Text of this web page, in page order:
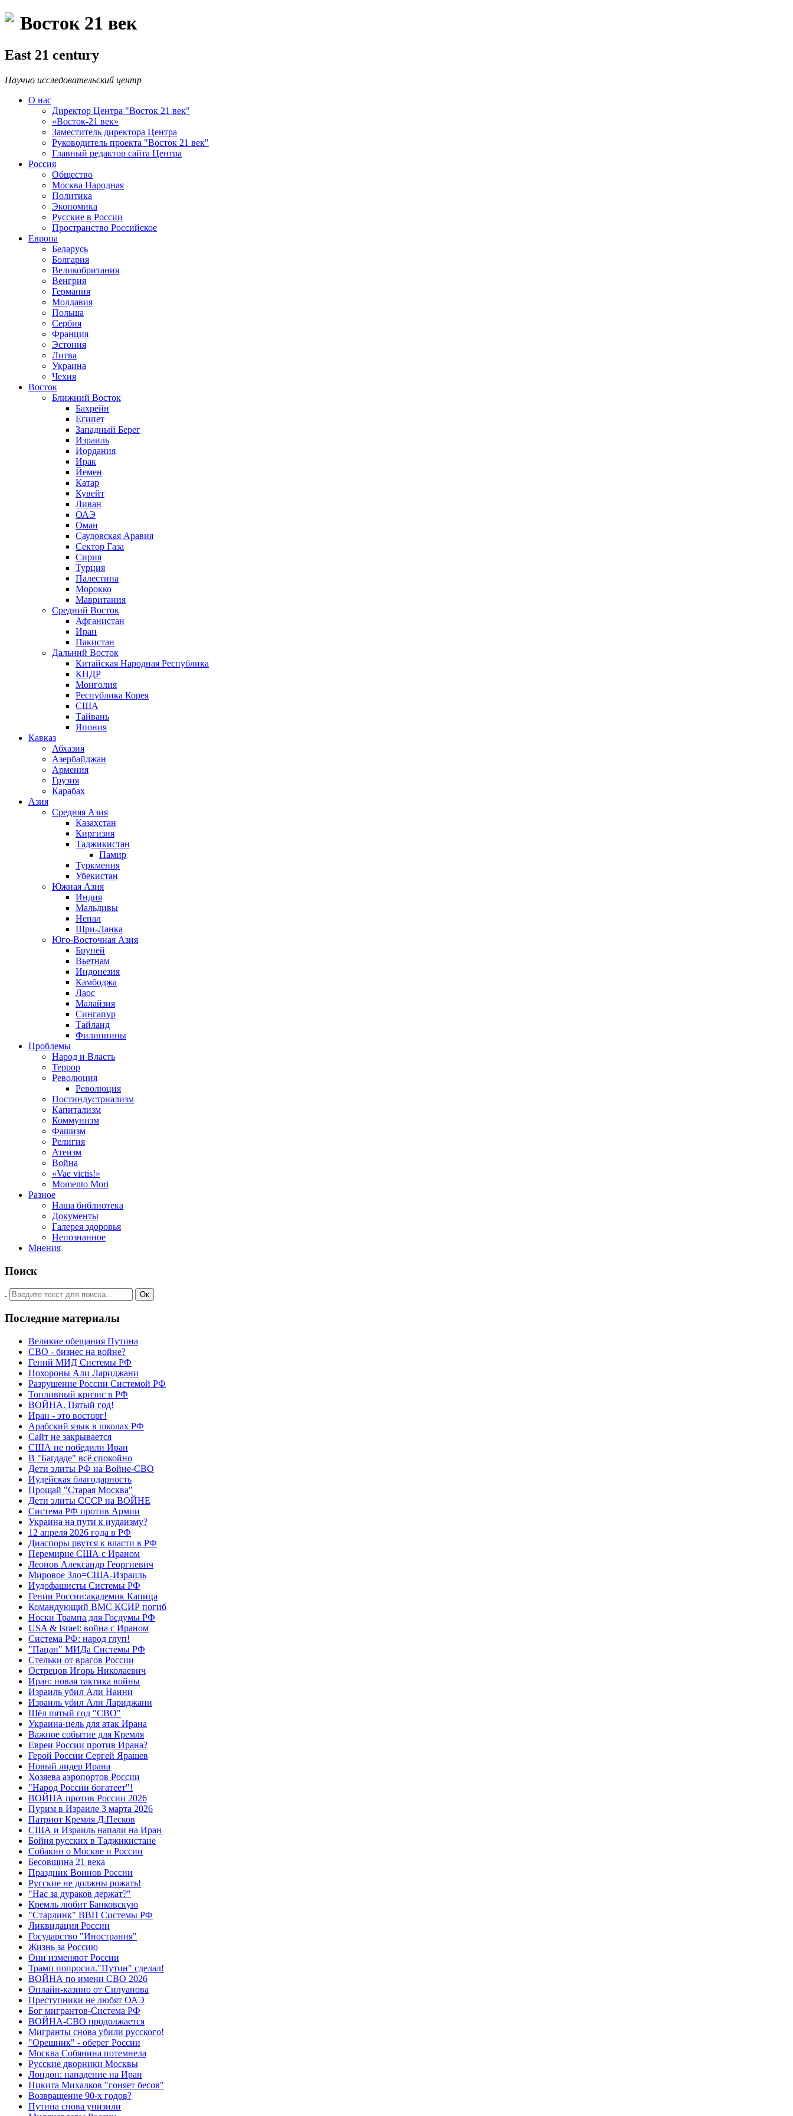
Восток 21 век
East 21 century
Научно исследовательский центр
О нас
Директор Центра "Восток 21 век"
«Восток-21 век»
Заместитель директора Центра
Руководитель проекта "Восток 21 век"
Главный редактор сайта Центра
Россия
Общество
Москва Народная
Политика
Экономика
Русские в России
Пространство Российское
Европа
Беларусь
Болгария
Великобритания
Венгрия
Германия
Молдавия
Польша
Сербия
Франция
Эстония
Литва
Украина
Чехия
Восток
Ближний Восток
Бахрейн
Египет
Западный Берег
Израиль
Иордания
Ирак
Йемен
Катар
Кувейт
Ливан
ОАЭ
Оман
Саудовская Аравия
Сектор Газа
Сирия
Турция
Палестина
Морокко
Мавритания
Средний Восток
Афганистан
Иран
Пакистан
Дальний Восток
Китайская Народная Республика
КНДР
Монголия
Республика Корея
США
Тайвань
Япония
Кавказ
Абхазия
Азербайджан
Армения
Грузия
Карабах
Азия
Средняя Азия
Казахстан
Киргизия
Таджикистан
Памир
Туркмения
Убекистан
Южная Азия
Индия
Мальдивы
Непал
Шри-Ланка
Юго-Восточная Азия
Бруней
Вьетнам
Индонезия
Камбоджа
Лаос
Малайзия
Сингапур
Тайланд
Филиппины
Проблемы
Народ и Власть
Террор
Революция
Революция
Постиндустриализм
Капитализм
Коммунизм
Фашизм
Религия
Атеизм
Война
«Vae victis!»
Momento Mori
Разное
Наша библиотека
Документы
Галерея здоровья
Непознанное
Мнения
Поиск
. Ок
Последние материалы
Великие обещания Путина
СВО - бизнес на войне?
Гений МИД Системы РФ
Похороны Али Лариджани
Разрушение России Системой РФ
Топливный кризис в РФ
ВОЙНА. Пятый год!
Иран - это восторг!
Арабский язык в школах РФ
Сайт не закрывается
США не победили Иран
В "Багдаде" всё спокойно
Дети элиты РФ на Войне-СВО
Иудейская благодарность
Прощай "Старая Москва"
Дети элиты СССР на ВОЙНЕ
Система РФ против Армии
Украина на пути к иудаизму?
12 апреля 2026 года в РФ
Диаспоры рвутся к власти в РФ
Перемирие США с Ираном
Леонов Александр Георгиевич
Мировое Зло=США-Израиль
Иудофашисты Системы РФ
Гении России:академик Капица
Командующий ВМС КСИР погиб
Носки Трампа для Госдумы РФ
USA & Israel: война с Ираном
Система РФ: народ глуп!
"Пацан" МИДа Системы РФ
Стельки от врагов России
Острецов Игорь Николаевич
Иран: новая тактика войны
Израиль убил Али Наини
Израиль убил Али Лариджани
Шёл пятый год "СВО"
Украина-цель для атак Ирана
Важное событие для Кремля
Евреи России против Ирана?
Герой России Сергей Ярашев
Новый лидер Ирана
Хозяева аэропортов России
"Народ России богатеет"!
ВОЙНА против России 2026
Пурим в Израиле 3 марта 2026
Патриот Кремля Д.Песков
США и Израиль напали на Иран
Бойня русских в Таджикистане
Собакин о Москве и России
Бесовщина 21 века
Праздник Воинов России
Русские не должны рожать!
"Нас за дураков держат?"
Кремль любит Банковскую
"Старлинк" ВВП Системы РФ
Ликвидация России
Государство "Инострания"
Жизнь за Россию
Они изменяют России
Трамп попросил."Путин" сделал!
ВОЙНА по имени СВО 2026
Онлайн-казино от Силуанова
Преступники не любят ОАЭ
Бог мигрантов-Система РФ
ВОЙНА-СВО продолжается
Мигранты снова убили русского!
"Орешник" - оберег России
Москва Собянина потемнела
Русские дворники Москвы
Лондон: нападение на Иран
Никита Михалков "гоняет бесов"
Возвращение 90-х годов?
Путина снова унизили